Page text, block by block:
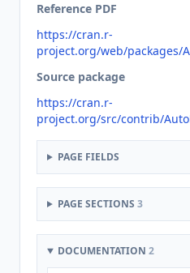
Reference PDF
https://cran.r-
project.org/web/packages/
Source package
https://cran.r-
project.org/src/contrib/
PAGE FIELDS
PAGE SECTIONS 3
DOCUMENTATION 2